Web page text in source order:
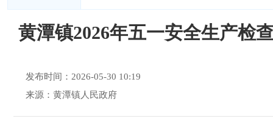
黄潭镇2026年五一安全生产检
发布时间：2026-05-30 10:19
来源：黄潭镇人民政府